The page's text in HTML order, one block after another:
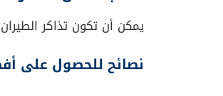
يمكن أن تكون تذاكر
نصائح للحصول على